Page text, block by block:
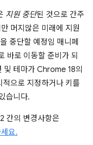
지원 중단된 것으로 간주
머지않은 미래에 지원
중단할 예정임 매니페
바로 이동할 준비가 되
및 테마가 Chrome 18의
적으로 지정하거나 키를
습니다.
간의 변경사항은
요.